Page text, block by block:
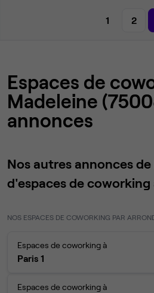
1 2
Espaces de
Madeleine
annonces
Nos autres annonces
d'espaces de coworking
NOS ESPACES DE COWORKING PAR
Espaces de coworking à
Paris 1
Espaces de coworking à